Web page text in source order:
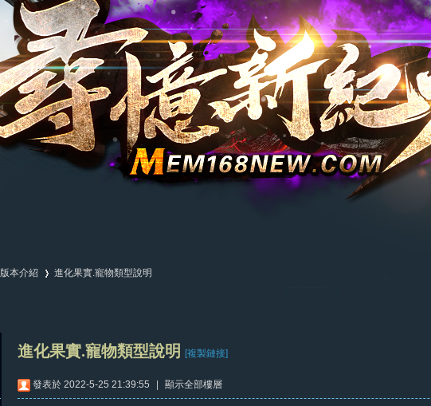
版本介紹
›
進化果實.寵物類型說明
進化果實.寵物類型說明 [複製鏈接]
發表於 2022-5-25 21:39:55 顯示全部樓層